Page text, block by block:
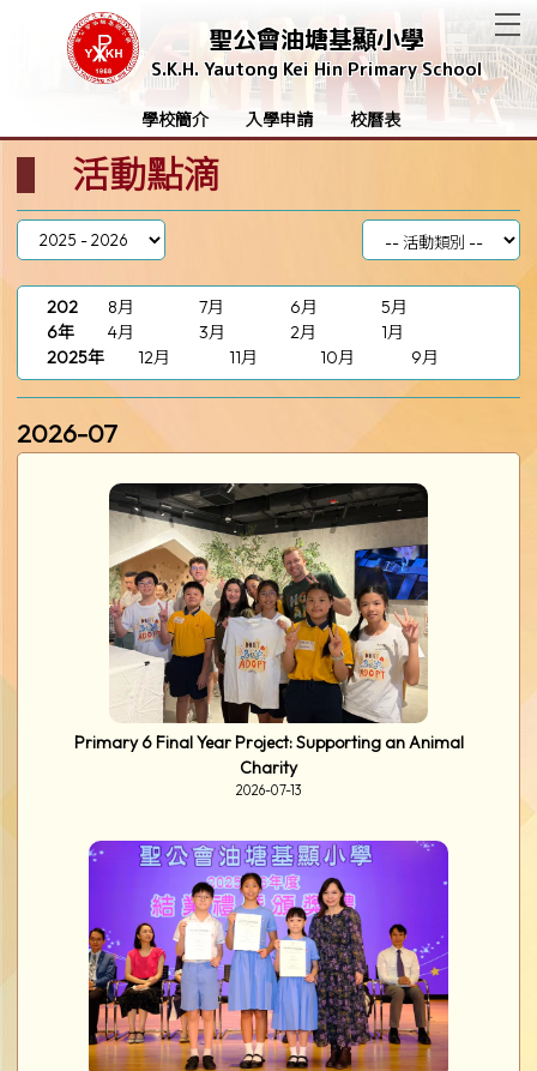
聖公會油塘基顯小學
S.K.H. Yautong Kei Hin Primary School
學校簡介 入學申請 校曆表
活動點滴
202
6年
8月 7月 6月
5月
4月
3月 2月
1月
2025年
12月 11月 10月 9月
2026-07
Primary 6 Final Year Project: Supporting an Animal
Charity
2026-07-13